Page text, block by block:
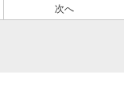
次へ